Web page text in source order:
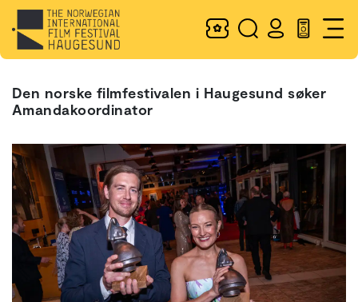
Den norske filmfestivalen i Haugesund søker
Amandakoordinator